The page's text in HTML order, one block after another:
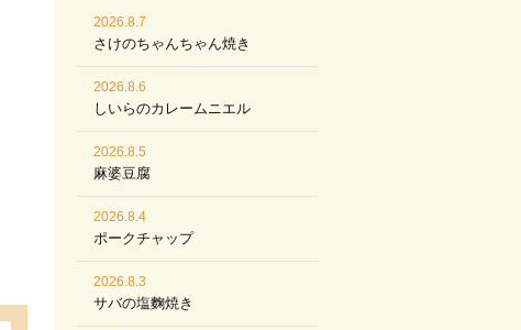
2026.8.7
さけのちゃんちゃん焼き
2026.8.6
しいらのカレームニエル
2026.8.5
麻婆豆腐
2026.8.4
ポークチャップ
2026.8.3
サバの塩麴焼き